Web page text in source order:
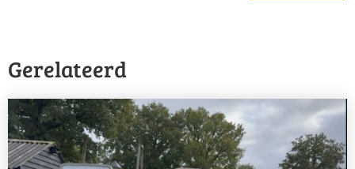
Gerelateerd